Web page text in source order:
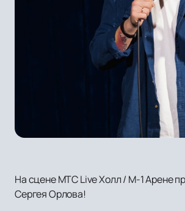
На сцене МТС Live Холл / М-1 Арене
Сергея Орлова!